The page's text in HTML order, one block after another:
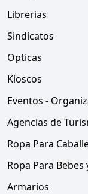
Librerias
Sindicatos
Opticas
Kioscos
Eventos -
Agencias de
Ropa Para
Ropa Para Bebes
Armarios